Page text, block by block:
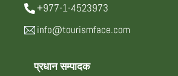
+977-1-4523973
info@tourismface.com
प्रधान सम्पादक